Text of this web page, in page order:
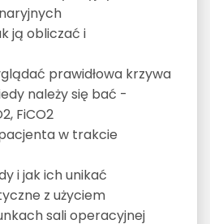
ją obliczać i
prawidłowa krzywa
należy się bać -
FiCO2
w trakcie
i jak ich unikać
z użyciem
sali operacyjnej